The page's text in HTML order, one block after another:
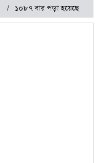
১০৮৭ বার পড়া হয়েছে